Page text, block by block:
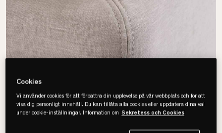
Cookies
Vi använder cookies för att förbättra din upplevelse på vår webbplats och för att
visa dig personligt innehåll. Du kan tillåta alla cookies eller uppdatera dina val
under cookie-inställningar. Information om Sekretess och Cookies